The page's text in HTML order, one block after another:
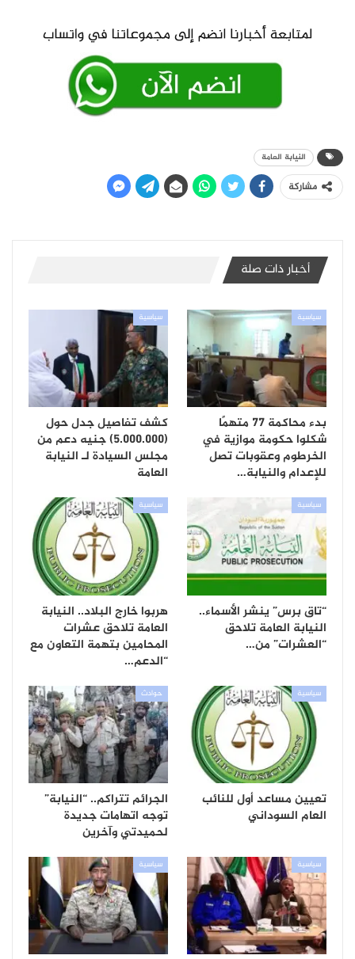
النيابة العامة
مشاركة
أخبار ذات صلة
سياسية
بدء محاكمة 77 متهمًا
شكلوا حكومة موازية في
الخرطوم وعقوبات تصل
للإعدام والنيابة…
سياسية
كشف تفاصيل جدل حول
(5.000.000) جنيه دعم من
مجلس السيادة لـ النيابة
العامة
سياسية
“تاق برس” ينشر الأسماء..
النيابة العامة تلاحق
“العشرات” من…
سياسية
هربوا خارج البلاد.. النيابة
العامة تلاحق عشرات
المحامين بتهمة التعاون مع
“الدعم…
سياسية
تعيين مساعد أول للنائب
العام السوداني
حوادث
الجرائم تتراكم.. “النيابة”
توجه اتهامات جديدة
لحميدتي وآخرين
سياسية سياسية